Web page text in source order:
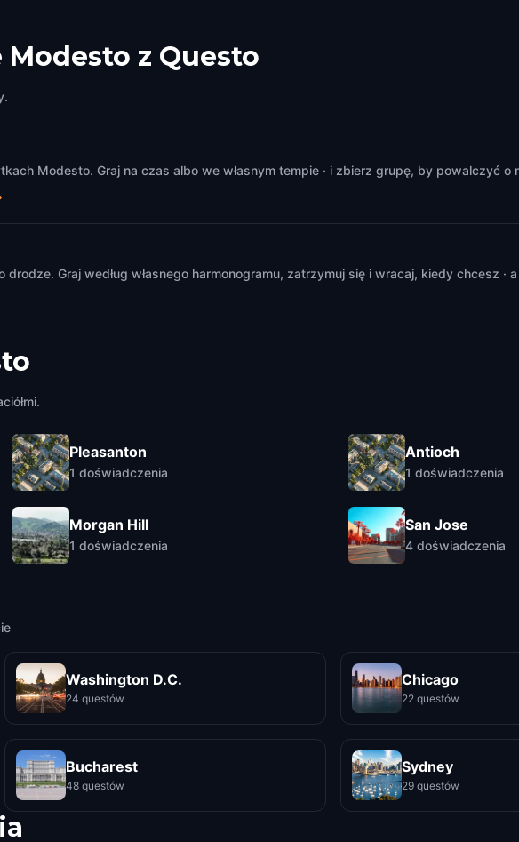
z Questo
Modesto. Graj na czas albo we własnym tempie · i zbierz grupę, by powalczyć o
Graj według własnego harmonogramu, zatrzymuj się i wracaj, kiedy chcesz ·
Pleasanton
1 doświadczenia
Morgan Hill
1 doświadczenia
Antioch
1 doświadczenia
San Jose
4 doświadczenia
Washington D.C.
24 questów
Chicago
22 questów
Bucharest
48 questów
Sydney
29 questów